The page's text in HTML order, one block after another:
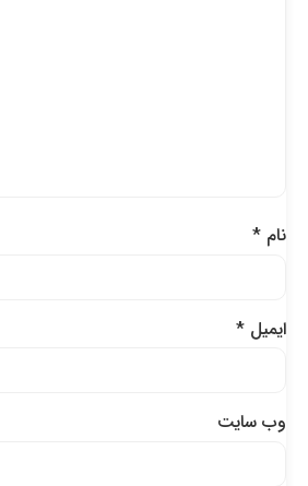
نام*
ایمیل*
وب‌ سایت